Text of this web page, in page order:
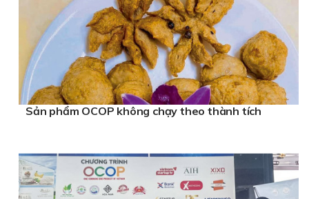
Sản phẩm OCOP không chạy theo thành tích